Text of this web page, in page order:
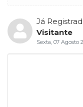
Já
Visitante
Sexta, 07 Agosto